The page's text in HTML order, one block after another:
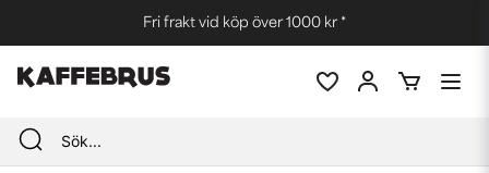
Fri frakt vid köp över 1000 kr *